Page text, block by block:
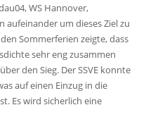
WS Hannover,
aufeinander um dieses Ziel zu
Sommerferien zeigte, dass
sehr eng zusammen
den Sieg. Der SSVE konnte
auf einen Einzug in die
Es wird sicherlich eine